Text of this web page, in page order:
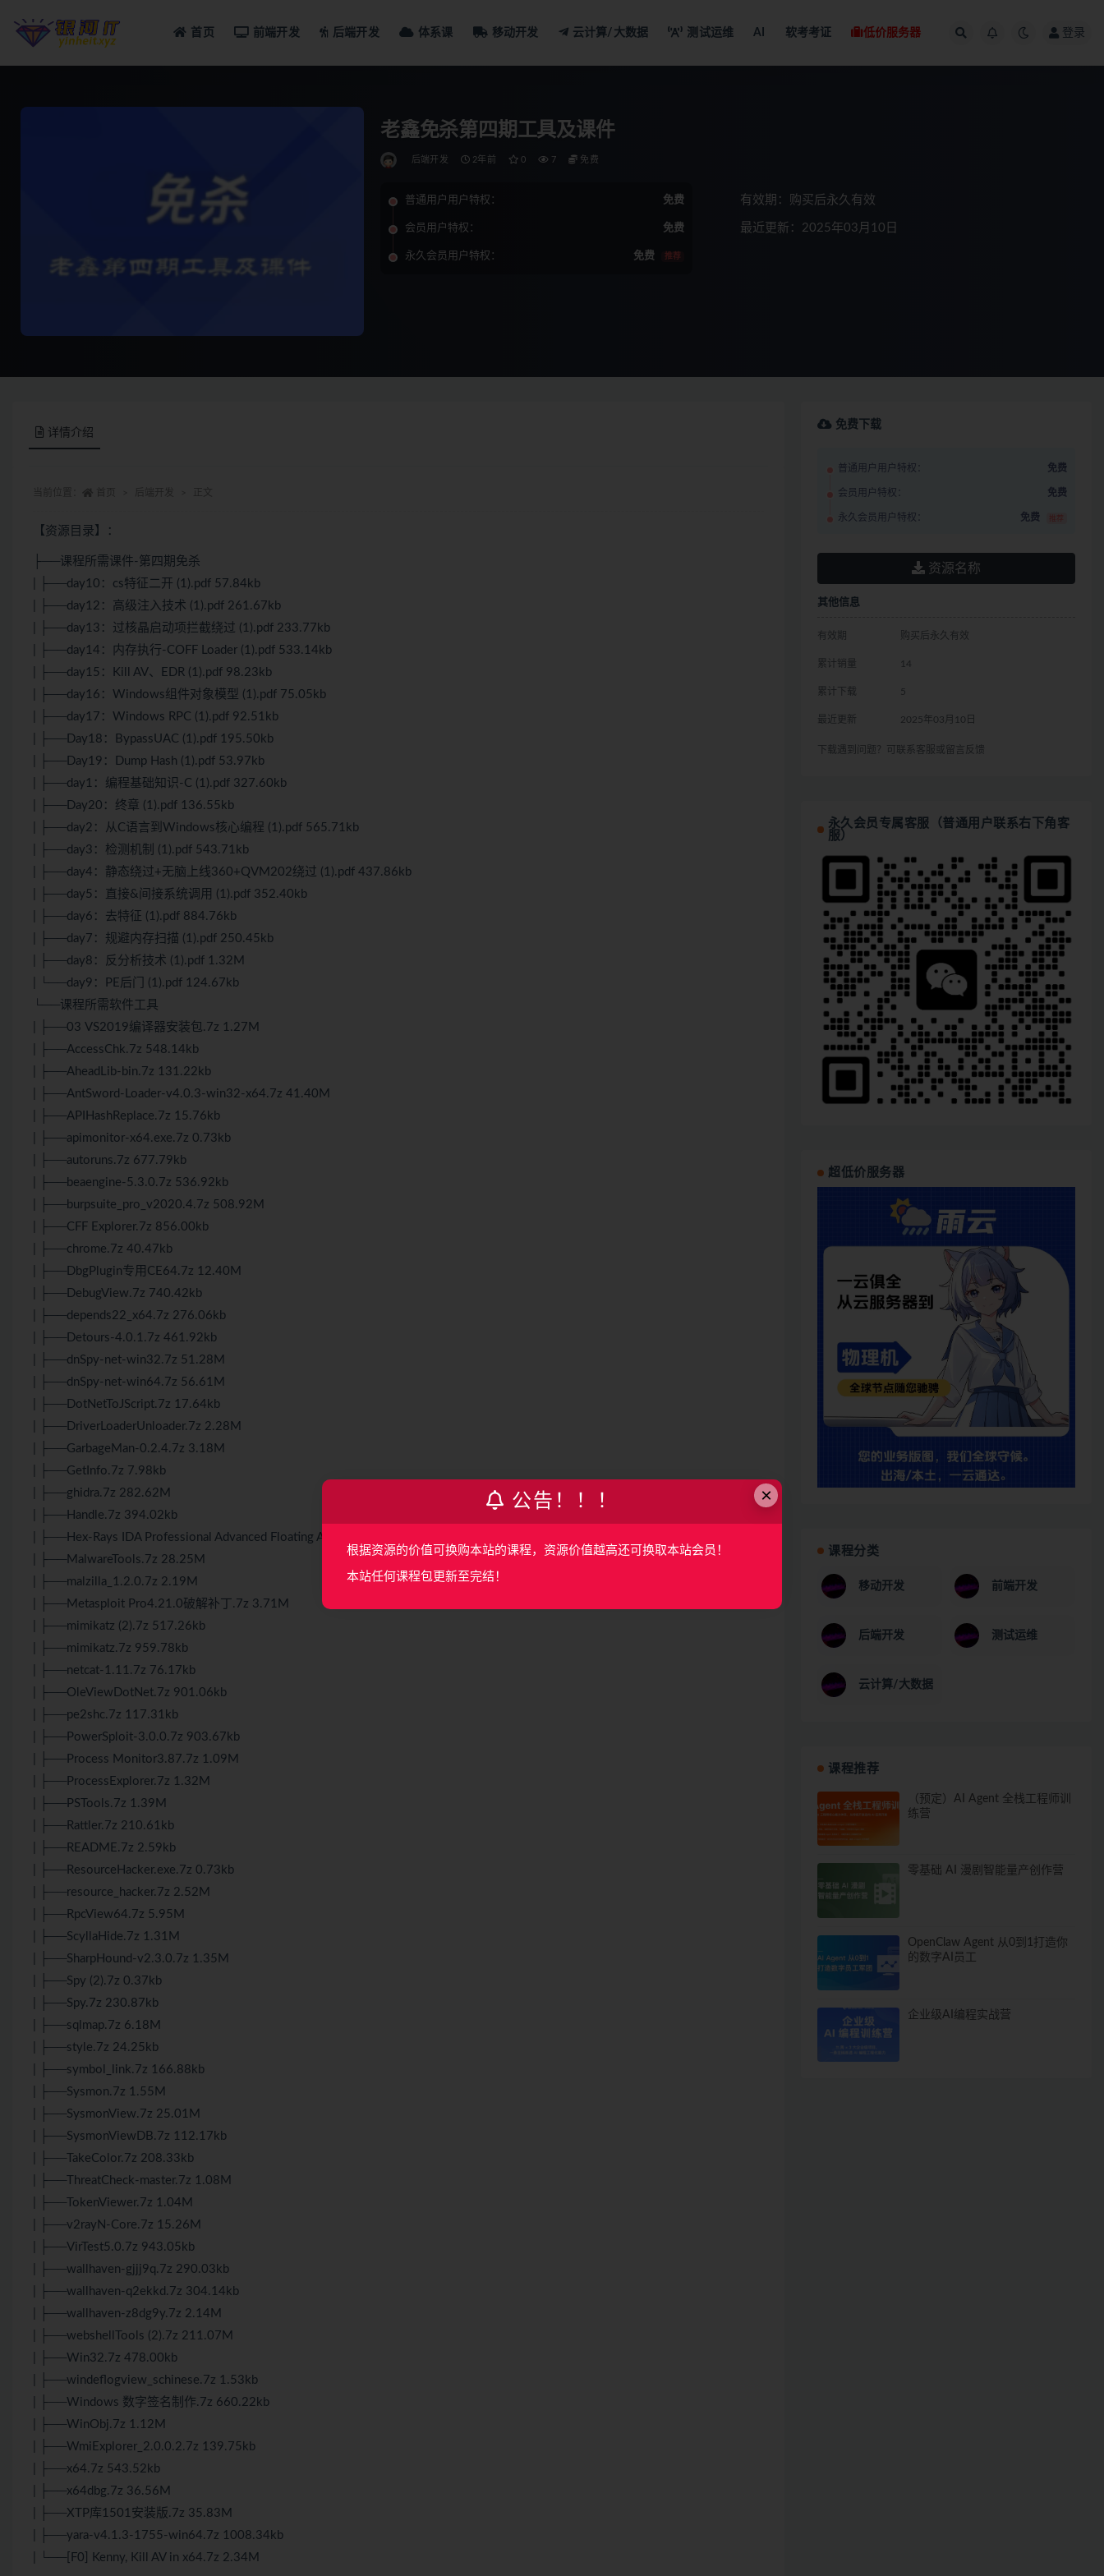
首页 前端开发 后端开发 体系课 移动开发 云计算/大数据 测试运维 AI 软考考证 低价服务器 登录
老鑫免杀第四期工具及课件
后端开发 2年前 0 7 免费
普通用户用户特权： 免费
会员用户特权： 免费
永久会员用户特权： 免费 推荐
有效期：购买后永久有效
最近更新：2025年03月10日
详情介绍
【资源目录】：
├──课程所需课件-第四期免杀
| ├──day10：cs特征二开 (1).pdf 57.84kb
| ├──day12：高级注入技术 (1).pdf 261.67kb
| ├──day13：过核晶启动项拦截绕过 (1).pdf 233.77kb
| ├──day14：内存执行-COFF Loader (1).pdf 533.14kb
| ├──day15：Kill AV、EDR (1).pdf 98.23kb
| ├──day16：Windows组件对象模型 (1).pdf 75.05kb
| ├──day17：Windows RPC (1).pdf 92.51kb
| ├──Day18：BypassUAC (1).pdf 195.50kb
| ├──Day19：Dump Hash (1).pdf 53.97kb
| ├──day1：编程基础知识-C (1).pdf 327.60kb
| ├──Day20：终章 (1).pdf 136.55kb
| ├──day2：从C语言到Windows核心编程 (1).pdf 565.71kb
| ├──day3：检测机制 (1).pdf 543.71kb
| ├──day4：静态绕过+无脑上线360+QVM202绕过 (1).pdf 437.86kb
| ├──day5：直接&间接系统调用 (1).pdf 352.40kb
| ├──day6：去特征 (1).pdf 884.76kb
| ├──day7：规避内存扫描 (1).pdf 250.45kb
| ├──day8：反分析技术 (1).pdf 1.32M
| └──day9：PE后门 (1).pdf 124.67kb
└──课程所需软件工具
| ├──03 VS2019编译器安装包.7z 1.27M
| ├──AccessChk.7z 548.14kb
| ├──AheadLib-bin.7z 131.22kb
| ├──AntSword-Loader-v4.0.3-win32-x64.7z 41.40M
| ├──APIHashReplace.7z 15.76kb
| ├──apimonitor-x64.exe.7z 0.73kb
| ├──autoruns.7z 677.79kb
| ├──beaengine-5.3.0.7z 536.92kb
| ├──burpsuite_pro_v2020.4.7z 508.92M
| ├──CFF Explorer.7z 856.00kb
| ├──chrome.7z 40.47kb
| ├──DbgPlugin专用CE64.7z 12.40M
| ├──DebugView.7z 740.42kb
| ├──depends22_x64.7z 276.06kb
| ├──Detours-4.0.1.7z 461.92kb
| ├──dnSpy-net-win32.7z 51.28M
| ├──dnSpy-net-win64.7z 56.61M
| ├──DotNetToJScript.7z 17.64kb
| ├──DriverLoaderUnloader.7z 2.28M
| ├──GarbageMan-0.2.4.7z 3.18M
| ├──GetInfo.7z 7.98kb
| ├──ghidra.7z 282.62M
| ├──Handle.7z 394.02kb
| ├──Hex-Rays IDA Professional Advanced Floating And Decompiler Full Activated.7z 371.98M
| ├──MalwareTools.7z 28.25M
| ├──malzilla_1.2.0.7z 2.19M
| ├──Metasploit Pro4.21.0破解补丁.7z 3.71M
| ├──mimikatz (2).7z 517.26kb
| ├──mimikatz.7z 959.78kb
| ├──netcat-1.11.7z 76.17kb
| ├──OleViewDotNet.7z 901.06kb
| ├──pe2shc.7z 117.31kb
| ├──PowerSploit-3.0.0.7z 903.67kb
| ├──Process Monitor3.87.7z 1.09M
| ├──ProcessExplorer.7z 1.32M
| ├──PSTools.7z 1.39M
| ├──Rattler.7z 210.61kb
| ├──README.7z 2.59kb
| ├──ResourceHacker.exe.7z 0.73kb
| ├──resource_hacker.7z 2.52M
| ├──RpcView64.7z 5.95M
| ├──ScyllaHide.7z 1.31M
| ├──SharpHound-v2.3.0.7z 1.35M
| ├──Spy (2).7z 0.37kb
| ├──Spy.7z 230.87kb
| ├──sqlmap.7z 6.18M
| ├──style.7z 24.25kb
| ├──symbol_link.7z 166.88kb
| ├──Sysmon.7z 1.55M
| ├──SysmonView.7z 25.01M
| ├──SysmonViewDB.7z 112.17kb
| ├──TakeColor.7z 208.33kb
| ├──ThreatCheck-master.7z 1.08M
| ├──TokenViewer.7z 1.04M
| ├──v2rayN-Core.7z 15.26M
| ├──VirTest5.0.7z 943.05kb
| ├──wallhaven-gjjj9q.7z 290.03kb
| ├──wallhaven-q2ekkd.7z 304.14kb
| ├──wallhaven-z8dg9y.7z 2.14M
| ├──webshellTools (2).7z 211.07M
| ├──Win32.7z 478.00kb
| ├──windeflogview_schinese.7z 1.53kb
| ├──Windows 数字签名制作.7z 660.22kb
| ├──WinObj.7z 1.12M
| ├──WmiExplorer_2.0.0.2.7z 139.75kb
| ├──x64.7z 543.52kb
| ├──x64dbg.7z 36.56M
| ├──XTP库1501安装版.7z 35.83M
| ├──yara-v4.1.3-1755-win64.7z 1008.34kb
| └──[F0] Kenny, Kill AV in x64.7z 2.34M
免费下载
普通用户用户特权： 免费
会员用户特权： 免费
永久会员用户特权： 免费 推荐
资源名称
其他信息
有效期 购买后永久有效
累计销量 14
累计下载 5
最近更新 2025年03月10日
下载遇到问题？可联系客服或留言反馈
永久会员专属客服（普通用户联系右下角客
服）
超低价服务器
课程分类
移动开发 前端开发
后端开发 测试运维
云计算/大数据
课程推荐
（预定）AI Agent 全栈工程师训
练营
零基础 AI 漫剧智能量产创作营
OpenClaw Agent 从0到1打造你
的数字AI员工
企业级AI编程实战营
×
公告！！！
根据资源的价值可换购本站的课程，资源价值越高还可换取本站会员！
本站任何课程包更新至完结！